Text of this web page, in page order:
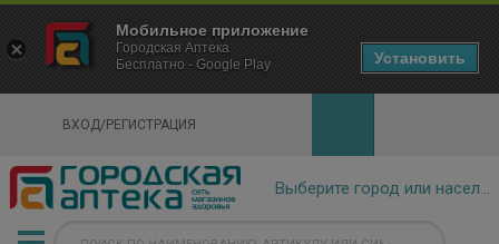
ВХОД/РЕГИСТРАЦИЯ
×
Городская Аптека Маркетплейс
- In Google Play
Мобильное приложение
Городская Аптека
Бесплатно - Google Play
Установить